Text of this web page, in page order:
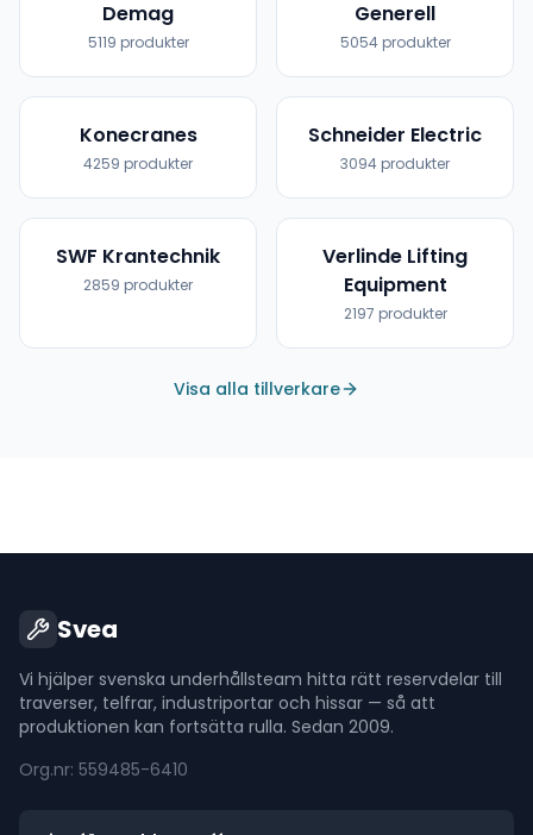
Demag
5119 produkter
Generell
5054produkter
Konecranes
4259 produkter
Schneider Electric
3094 produkter
SWF Krantechnik
2859 produkter
Verlinde Lifting
Equipment
2197 produkter
Visa alla tillverkare
Svea
Vi hjälper svenska underhållsteam hitta rätt reservdelar till
traverser, telfrar, industriportar och hissar — så att
produktionen kan fortsätta rulla. Sedan 2009.
Org.nr: 559485-6410